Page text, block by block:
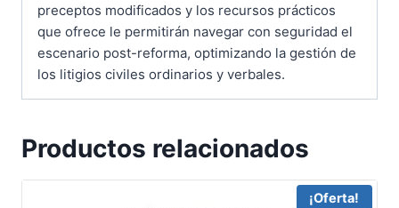
preceptos modificados y los recursos prácticos
que ofrece le permitirán navegar con seguridad el
escenario post-reforma, optimizando la gestión de
los litigios civiles ordinarios y verbales.
Productos relacionados
¡Oferta!